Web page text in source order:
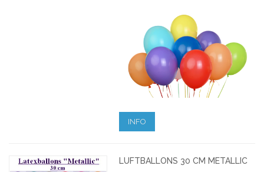
INFO
LUFTBALLONS 30 CM METALLIC